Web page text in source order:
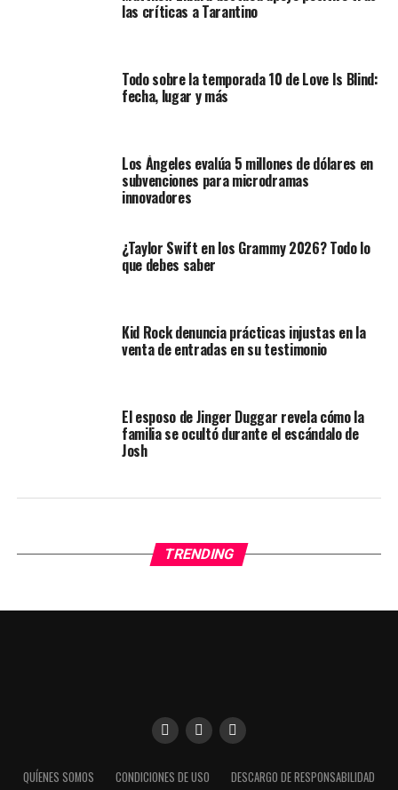
las críticas a Tarantino
Todo sobre la temporada 10 de Love Is Blind:
fecha, lugar y más
Los Ángeles evalúa 5 millones de dólares en
subvenciones para microdramas
innovadores
¿Taylor Swift en los Grammy 2026? Todo lo
que debes saber
Kid Rock denuncia prácticas injustas en la
venta de entradas en su testimonio
El esposo de Jinger Duggar revela cómo la
familia se ocultó durante el escándalo de
Josh
TRENDING
QUÍENES SOMOS CONDICIONES DE USO DESCARGO DE RESPONSABILIDAD
Utilizamos cookies para darte una mejor experiencia en